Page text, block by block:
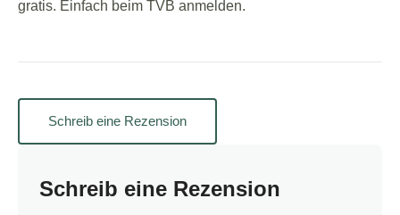
gratis. Einfach beim TVB anmelden.
Schreib eine Rezension
Schreib eine Rezension